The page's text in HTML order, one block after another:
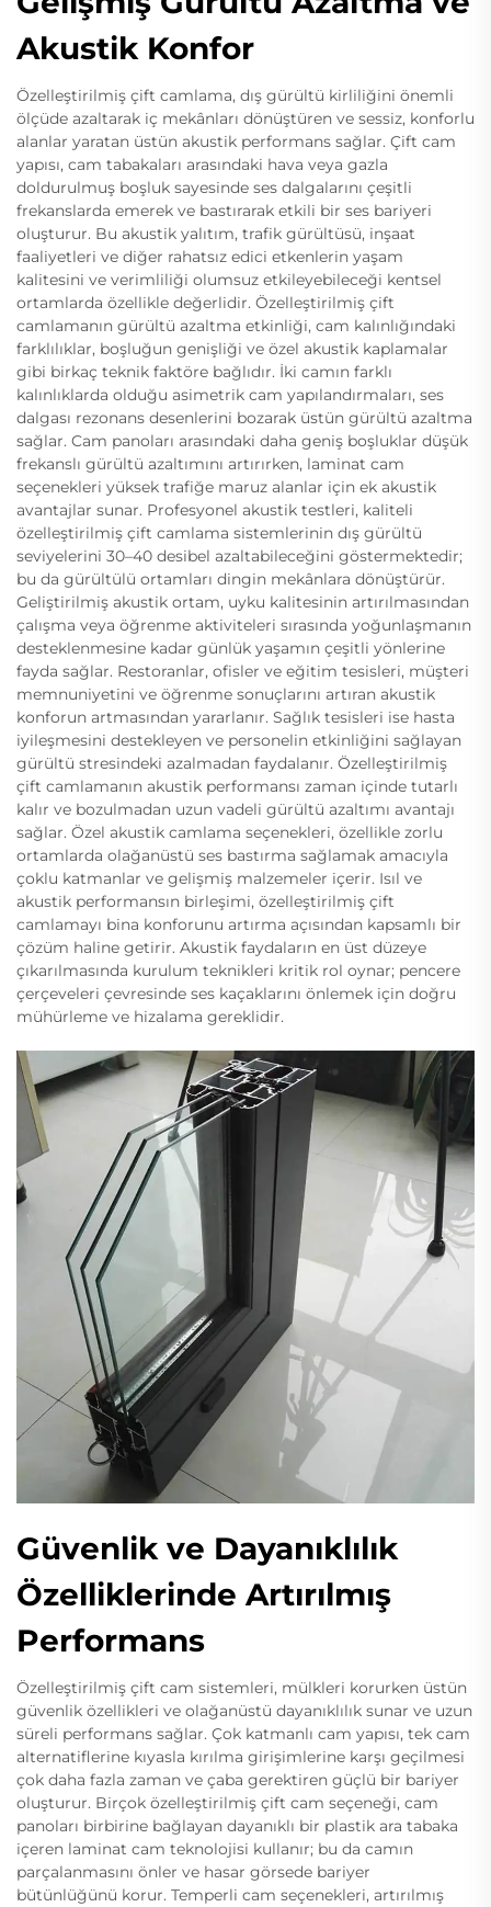
Akustik Konfor
Özelleştirilmiş çift camlama, dış gürültü kirliliğini önemli
ölçüde azaltarak iç mekânları dönüştüren ve sessiz, konforlu
alanlar yaratan üstün akustik performans sağlar. Çift cam
yapısı, cam tabakaları arasındaki hava veya gazla
doldurulmuş boşluk sayesinde ses dalgalarını çeşitli
frekanslarda emerek ve bastırarak etkili bir ses bariyeri
oluşturur. Bu akustik yalıtım, trafik gürültüsü, inşaat
faaliyetleri ve diğer rahatsız edici etkenlerin yaşam
kalitesini ve verimliliği olumsuz etkileyebileceği kentsel
ortamlarda özellikle değerlidir. Özelleştirilmiş çift
camlamanın gürültü azaltma etkinliği, cam kalınlığındaki
farklılıklar, boşluğun genişliği ve özel akustik kaplamalar
gibi birkaç teknik faktöre bağlıdır. İki camın farklı
kalınlıklarda olduğu asimetrik cam yapılandırmaları, ses
dalgası rezonans desenlerini bozarak üstün gürültü azaltma
sağlar. Cam panoları arasındaki daha geniş boşluklar düşük
frekanslı gürültü azaltımını artırırken, laminat cam
seçenekleri yüksek trafiğe maruz alanlar için ek akustik
avantajlar sunar. Profesyonel akustik testleri, kaliteli
özelleştirilmiş çift camlama sistemlerinin dış gürültü
seviyelerini 30–40 desibel azaltabileceğini göstermektedir;
bu da gürültülü ortamları dingin mekânlara dönüştürür.
Geliştirilmiş akustik ortam, uyku kalitesinin artırılmasından
çalışma veya öğrenme aktiviteleri sırasında yoğunlaşmanın
desteklenmesine kadar günlük yaşamın çeşitli yönlerine
fayda sağlar. Restoranlar, ofisler ve eğitim tesisleri, müşteri
memnuniyetini ve öğrenme sonuçlarını artıran akustik
konforun artmasından yararlanır. Sağlık tesisleri ise hasta
iyileşmesini destekleyen ve personelin etkinliğini sağlayan
gürültü stresindeki azalmadan faydalanır. Özelleştirilmiş
çift camlamanın akustik performansı zaman içinde tutarlı
kalır ve bozulmadan uzun vadeli gürültü azaltımı avantajı
sağlar. Özel akustik camlama seçenekleri, özellikle zorlu
ortamlarda olağanüstü ses bastırma sağlamak amacıyla
çoklu katmanlar ve gelişmiş malzemeler içerir. Isıl ve
akustik performansın birleşimi, özelleştirilmiş çift
camlamayı bina konforunu artırma açısından kapsamlı bir
çözüm haline getirir. Akustik faydaların en üst düzeye
çıkarılmasında kurulum teknikleri kritik rol oynar; pencere
çerçeveleri çevresinde ses kaçaklarını önlemek için doğru
mühürleme ve hizalama gereklidir.
Güvenlik ve Dayanıklılık
Özelliklerinde Artırılmış
Performans
Özelleştirilmiş çift cam sistemleri, mülkleri korurken üstün
güvenlik özellikleri ve olağanüstü dayanıklılık sunar ve uzun
süreli performans sağlar. Çok katmanlı cam yapısı, tek cam
alternatiflerine kıyasla kırılma girişimlerine karşı geçilmesi
çok daha fazla zaman ve çaba gerektiren güçlü bir bariyer
oluşturur. Birçok özelleştirilmiş çift cam seçeneği, cam
panoları birbirine bağlayan dayanıklı bir plastik ara tabaka
içeren laminat cam teknolojisi kullanır; bu da camın
parçalanmasını önler ve hasar görsede bariyer
bütünlüğünü korur. Temperli cam seçenekleri, artırılmış